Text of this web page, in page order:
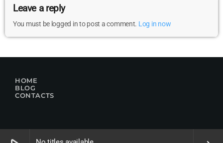
Leave a reply
You must be logged in to post a comment. Log in now
HOME
BLOG
CONTACTS